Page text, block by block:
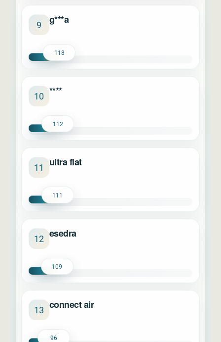
9 g***a
118
10 ****
112
11 ultra flat
111
12 esedra
109
13 connect air
96